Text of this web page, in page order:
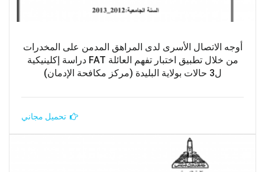
أوجه الاتصال الأسرى لدى المراهق المدمن على المخدرات
من خلال تطبيق اختبار تفهم العائلة FAT دراسة إكلينيكية
ل3 حالات بولاية البليدة (مركز مكافحة الإدمان)
تحميل مجاني